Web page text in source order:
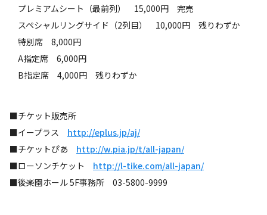
プレミアムシート（最前列） 15,000円 完売
スペシャルリングサイド（2列目） 10,000円 残りわずか
特別席 8,000円
A指定席 6,000円
B指定席 4,000円 残りわずか
■チケット販売所
■イープラス http://eplus.jp/aj/
■チケットぴあ http://w.pia.jp/t/all-japan/
■ローソンチケット http://l-tike.com/all-japan/
■後楽園ホール 5F事務所 03-5800-9999